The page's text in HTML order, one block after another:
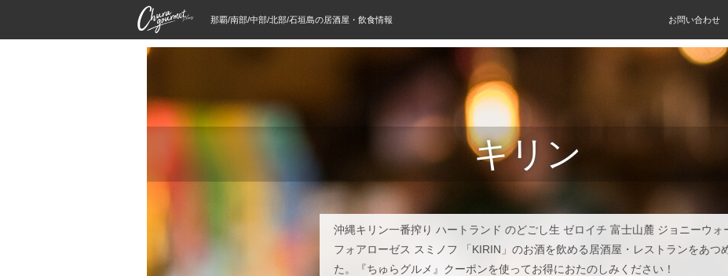
那覇/南部/中部/北部/石垣島の居酒屋・飲食情報 お問い合わせ
キリン
沖縄キリン一番搾り ハートランド のどごし生 ゼロイチ 富士山麓 ジョニーウォ
フォアローゼス スミノフ 「KIRIN」のお酒を飲める居酒屋・レストランをあつ
た。『ちゅらグルメ』クーポンを使ってお得におたのしみください！